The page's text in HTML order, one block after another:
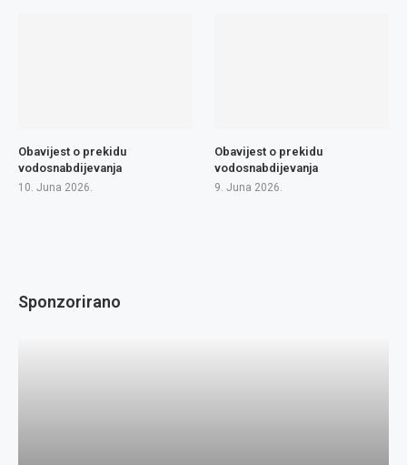
Obavijest o prekidu
vodosnabdijevanja
10. Juna 2026.
Obavijest o prekidu
vodosnabdijevanja
9. Juna 2026.
Sponzorirano